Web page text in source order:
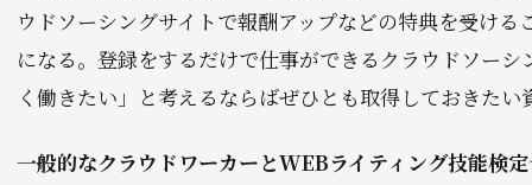
ウドソーシングサイトで報酬アップなどの特典を受け
になる。登録をするだけで仕事ができるクラウドソー
く働きたい」と考えるならばぜひとも取得しておきたい
一般的なクラウドワーカーとWEBライティング技能検